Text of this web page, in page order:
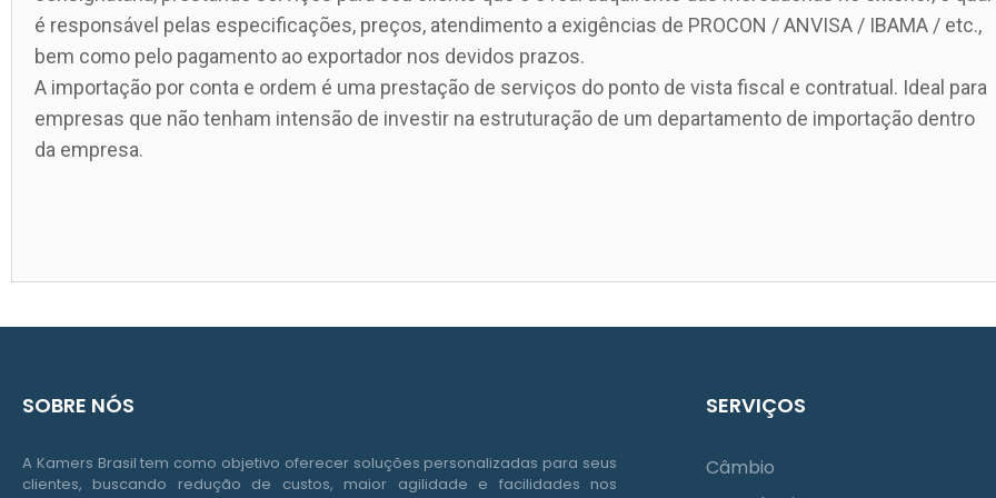
é responsável pelas especificações, preços, atendimento a exigências de PROCON / ANVISA / IBAMA / etc.,
bem como pelo pagamento ao exportador nos devidos prazos.
A importação por conta e ordem é uma prestação de serviços do ponto de vista fiscal e contratual. Ideal para
empresas que não tenham intensão de investir na estruturação de um departamento de importação dentro
da empresa.
SOBRE NÓS
A Kamers Brasil tem como objetivo oferecer soluções personalizadas para seus
clientes, buscando redução de custos, maior agilidade e facilidades nos
SERVIÇOS
Câmbio